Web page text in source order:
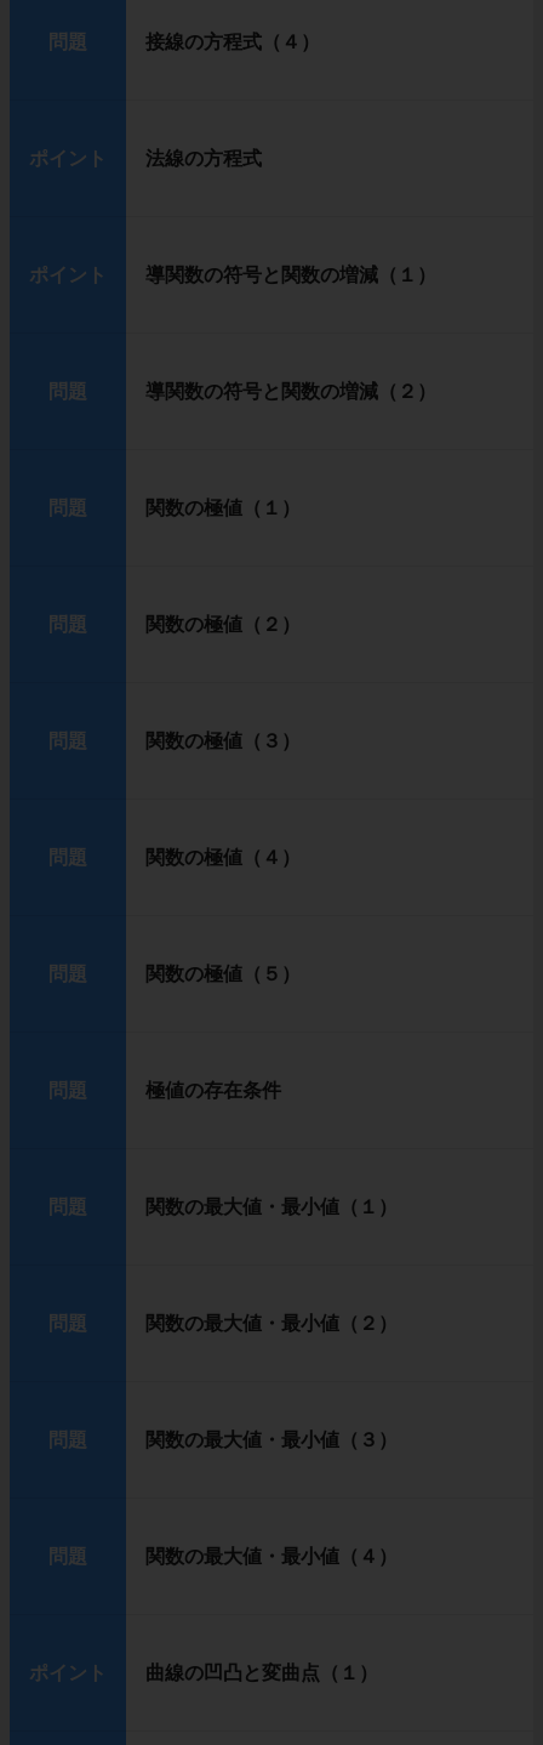
問題 接線の方程式（４）
ポイント 法線の方程式
ポイント 導関数の符号と関数の増減（１）
問題 導関数の符号と関数の増減（２）
問題 関数の極値（１）
問題 関数の極値（２）
問題 関数の極値（３）
問題 関数の極値（４）
問題 関数の極値（５）
問題 極値の存在条件
問題 関数の最大値・最小値（１）
問題 関数の最大値・最小値（２）
問題 関数の最大値・最小値（３）
問題 関数の最大値・最小値（４）
ポイント 曲線の凹凸と変曲点（１）